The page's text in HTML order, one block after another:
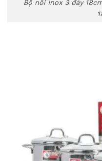
Bộ nồi Inox 3 đáy